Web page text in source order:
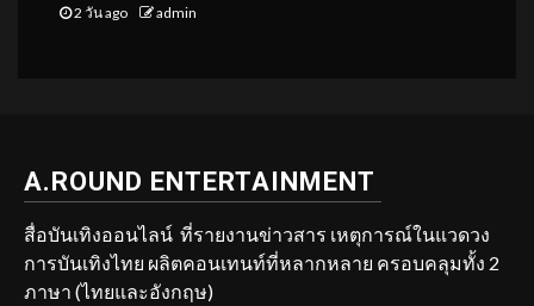
2 วัน ago admin
A.ROUND ENTERTAINMENT
สื่อบันเทิงออนไลน์ ที่รายงานข่าวสาร เหตุการณ์ในแวดวง
การบันเทิงไทย ผลิตคอนเทนท์ที่หลากหลาย ครอบคลุมทั้ง 2
ภาษา (ไทยและอังกฤษ)